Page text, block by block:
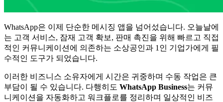
WhatsApp은 이제 단순한 메시징 앱을 넘어섰습니다. 오늘날에
는 고객 서비스, 잠재 고객 확보, 판매 촉진을 위해 빠르고 직접
적인 커뮤니케이션에 의존하는 소상공인과 1인 기업가에게 필
수적인 도구가 되었습니다.
이러한 비즈니스 소유자에게 시간은 귀중하며 수동 작업은 큰
부담이 될 수 있습니다. 다행히도 WhatsApp Business는 커뮤
니케이션을 자동화하고 워크플로를 정리하며 일상적인 비즈